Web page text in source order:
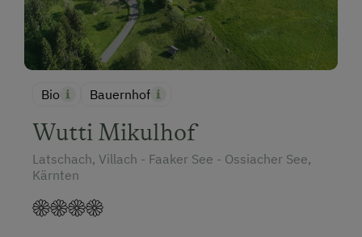
Bio Bauernhof
Wutti Mikulhof
Latschach, Villach - Faaker See - Ossiacher See,
Kärnten